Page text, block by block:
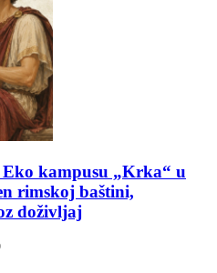
kampusu „Krka“ u
rimskoj baštini,
doživljaj